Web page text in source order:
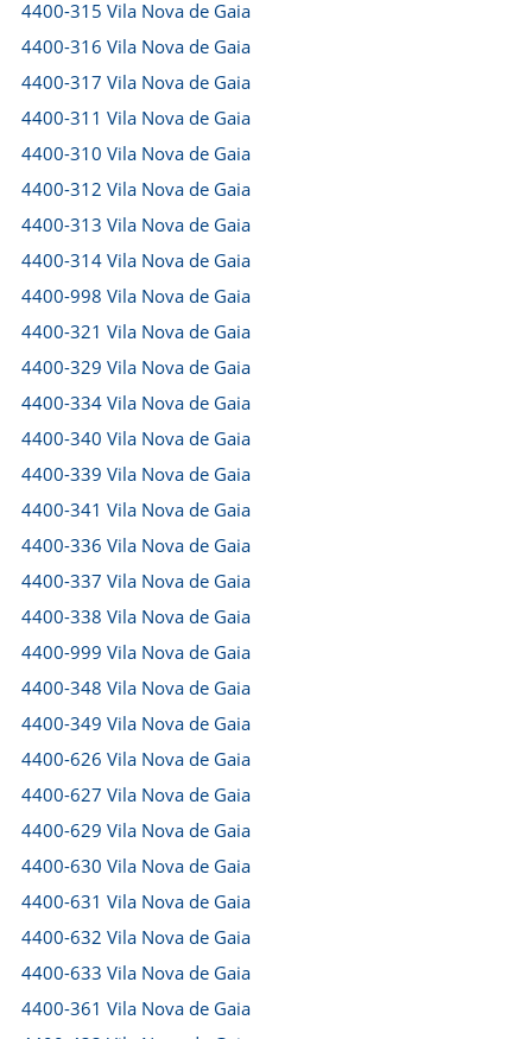
4400-315 Vila Nova de Gaia
4400-316 Vila Nova de Gaia
4400-317 Vila Nova de Gaia
4400-311 Vila Nova de Gaia
4400-310 Vila Nova de Gaia
4400-312 Vila Nova de Gaia
4400-313 Vila Nova de Gaia
4400-314 Vila Nova de Gaia
4400-998 Vila Nova de Gaia
4400-321 Vila Nova de Gaia
4400-329 Vila Nova de Gaia
4400-334 Vila Nova de Gaia
4400-340 Vila Nova de Gaia
4400-339 Vila Nova de Gaia
4400-341 Vila Nova de Gaia
4400-336 Vila Nova de Gaia
4400-337 Vila Nova de Gaia
4400-338 Vila Nova de Gaia
4400-999 Vila Nova de Gaia
4400-348 Vila Nova de Gaia
4400-349 Vila Nova de Gaia
4400-626 Vila Nova de Gaia
4400-627 Vila Nova de Gaia
4400-629 Vila Nova de Gaia
4400-630 Vila Nova de Gaia
4400-631 Vila Nova de Gaia
4400-632 Vila Nova de Gaia
4400-633 Vila Nova de Gaia
4400-361 Vila Nova de Gaia